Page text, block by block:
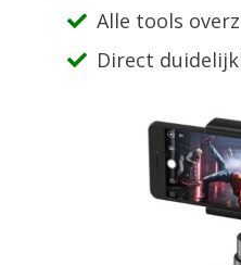
Alle tools
Direct